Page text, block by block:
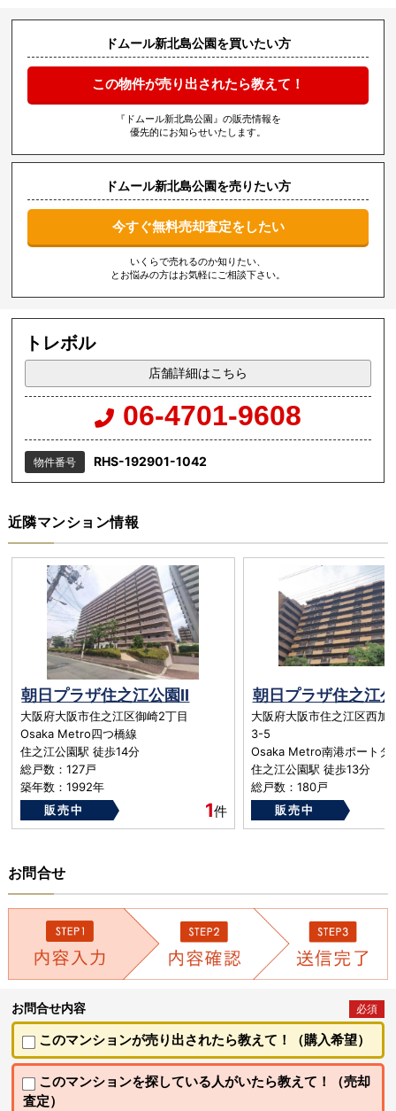
ドムール新北島公園を買いたい方
この物件が売り出されたら教えて！
『ドムール新北島公園』の販売情報を
優先的にお知らせいたします。
ドムール新北島公園を売りたい方
今すぐ無料売却査定をしたい
いくらで売れるのか知りたい、
とお悩みの方はお気軽にご相談下さい。
トレボル
店舗詳細はこちら
06-4701-9608
物件番号 RHS-192901-1042
近隣マンション情報
朝日プラザ住之江公園II
大阪府大阪市住之江区御崎2丁目
Osaka Metro四つ橋線
住之江公園駅 徒歩14分
総戸数：127戸
築年数：1992年
販売中
1件
朝日プラザ住之江
大阪府大阪市住之江区西加
3-5
Osaka Metro南港ポートタ
住之江公園駅 徒歩13分
総戸数：180戸
築年数：1988年
販売中
お問合せ
お問合せ内容 必須
このマンションが売り出されたら教えて！（購入希望）
このマンションを探している人がいたら教えて！（売却
査定）